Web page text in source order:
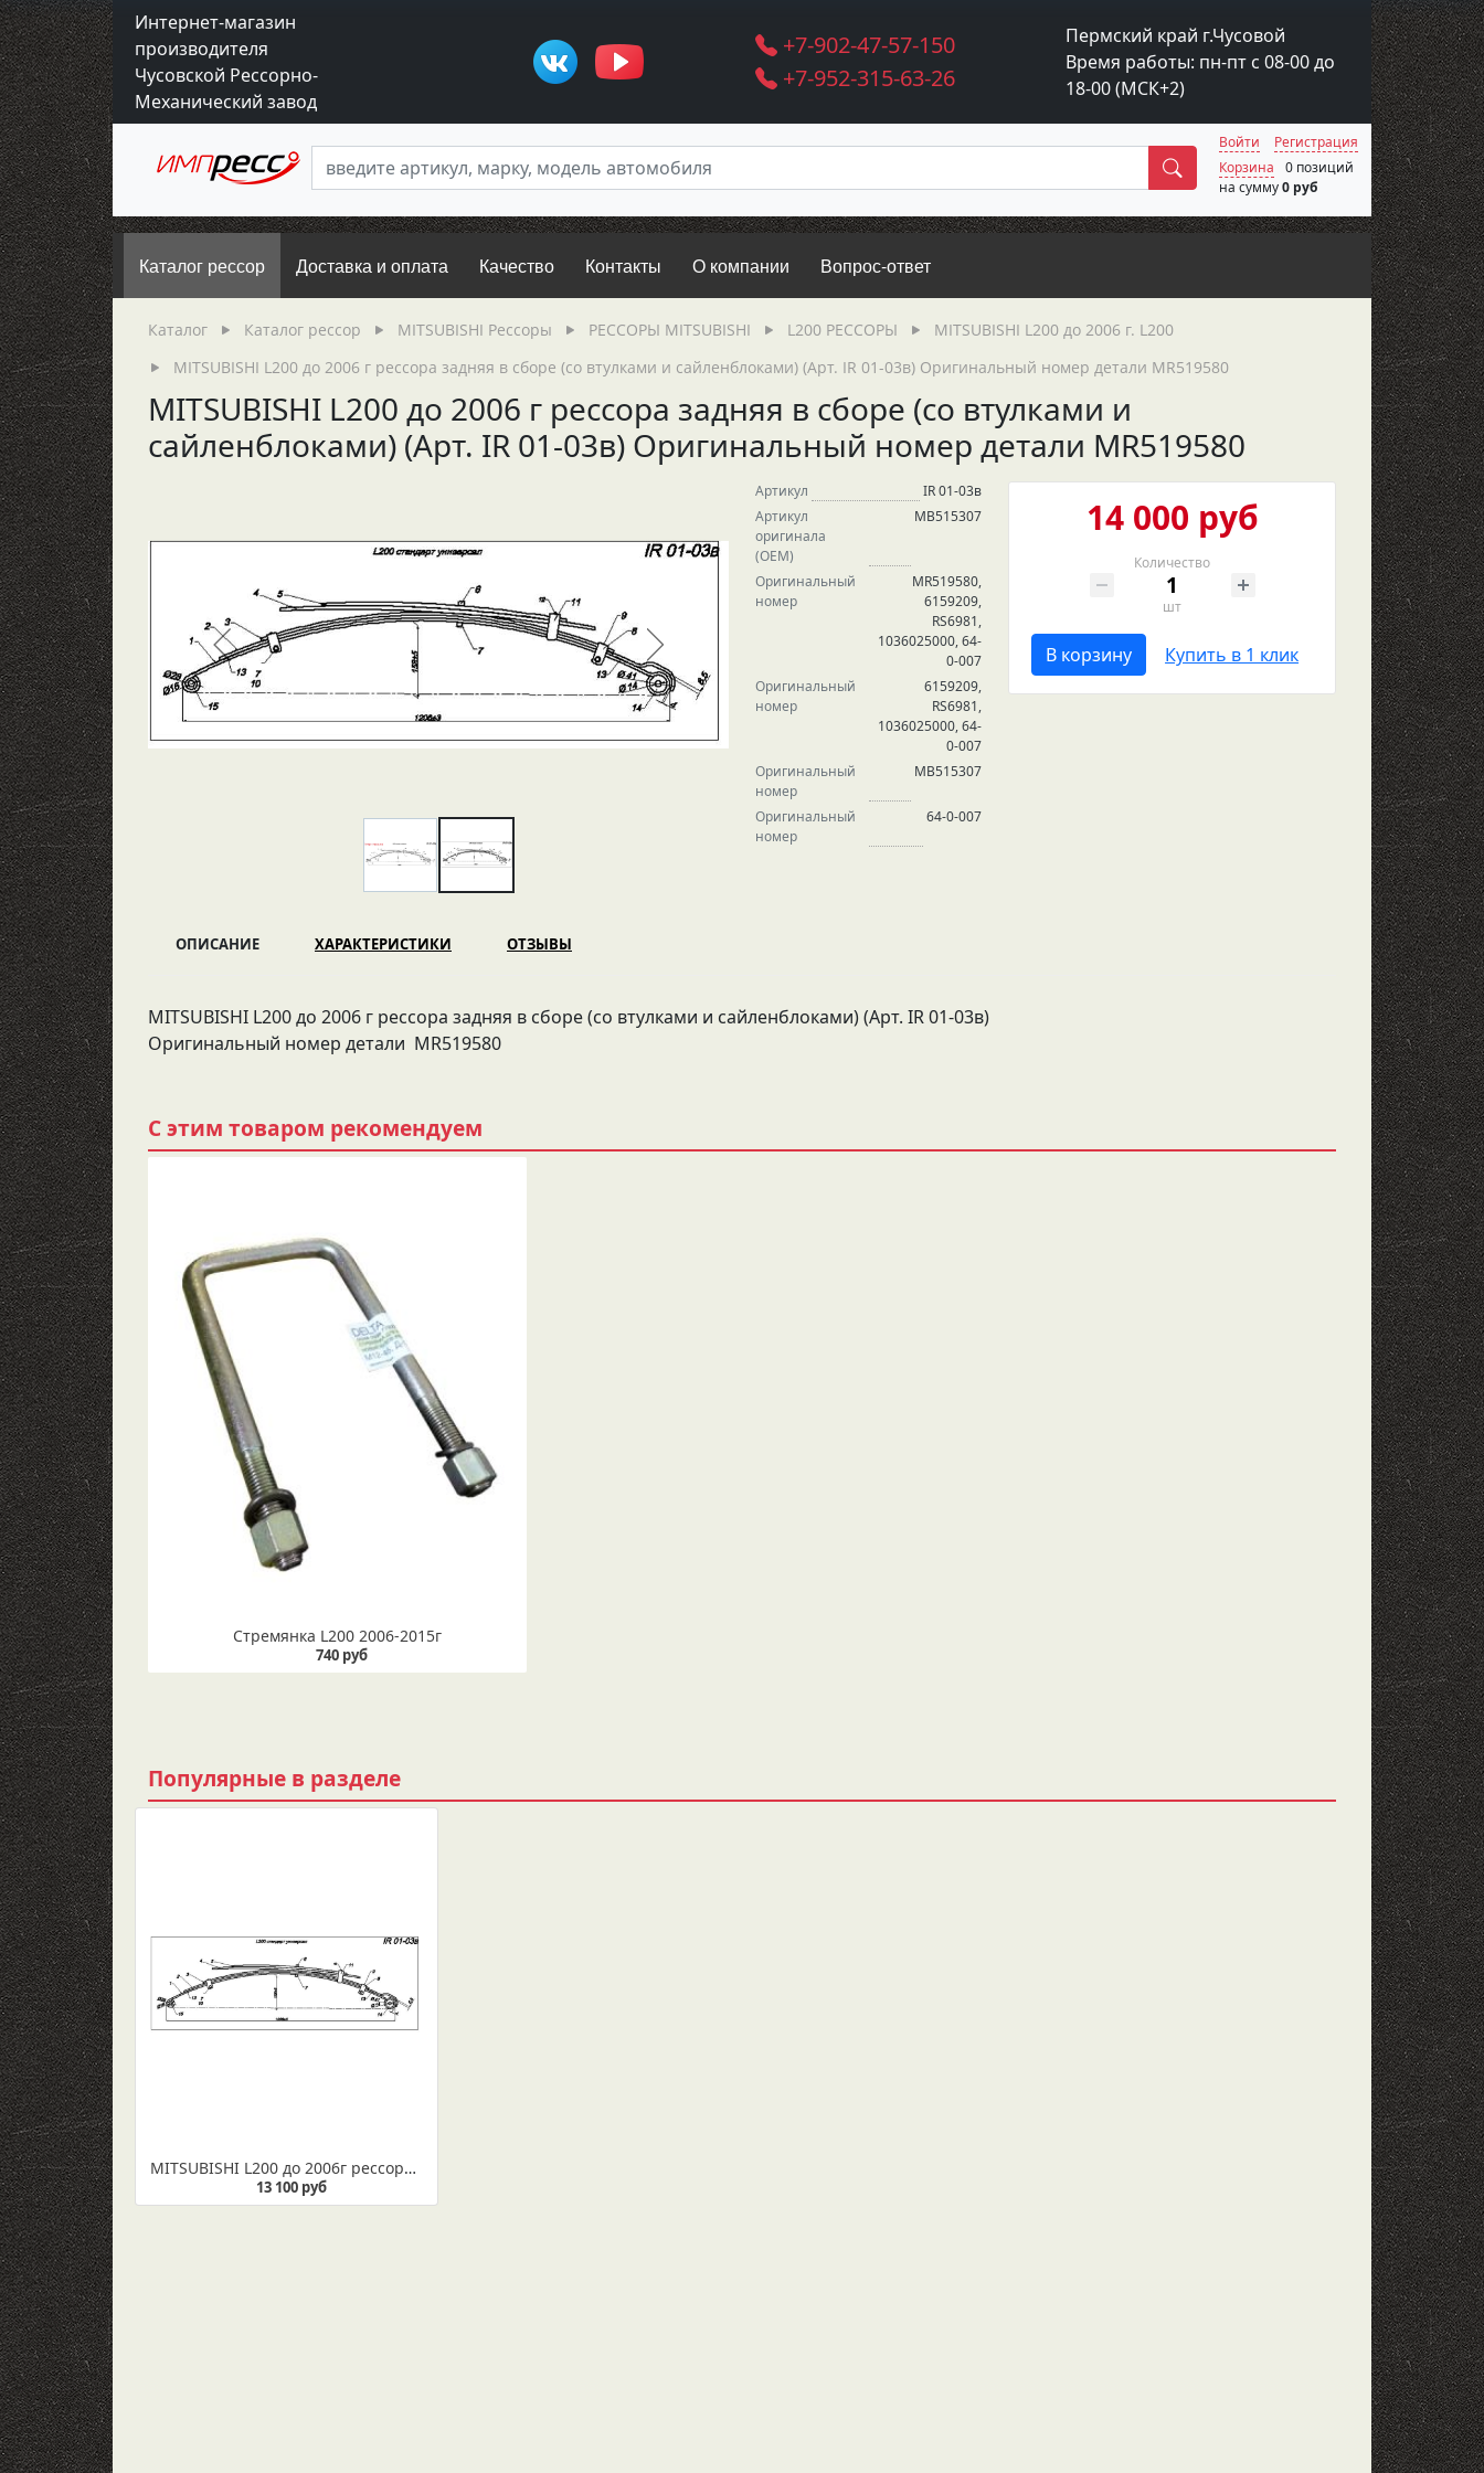
Интернет-магазин
производителя
Чусовской Рессорно-
Механический завод
+7-902-47-57-150
+7-952-315-63-26
Пермский край г.Чусовой
Время работы: пн-пт с 08-00 до
18-00 (МСК+2)
Поиск
Войти
Регистрация
Корзина
0 позиций
на сумму0 руб
Каталог рессор Доставка и оплата Качество Контакты О компании Вопрос-ответ
Каталог Каталог рессор MITSUBISHI Рессоры РЕССОРЫ MITSUBISHI L200 РЕССОРЫ
MITSUBISHI L200 до 2006 г. L200
MITSUBISHI L200 до 2006 г рессора задняя в сборе (со втулками и сайленблоками) (Арт. IR 01-03в) Оригинальный номер детали MR519580
MITSUBISHI L200 до 2006 г рессора задняя в сборе (со втулками и
сайленблоками) (Арт. IR 01-03в) Оригинальный номер детали MR519580
Артикул
IR 01-03в
Артикул
оригинала
(OEM)
MB515307
Оригинальный
номер
MR519580,
6159209,
RS6981,
1036025000, 64-
0-007
Оригинальный
номер
6159209,
RS6981,
1036025000, 64-
0-007
Оригинальный
номер
MB515307
Оригинальный
номер
64-0-007
14 000 руб
Количество
шт
В корзину Купить в 1 клик
ОПИСАНИЕ ХАРАКТЕРИСТИКИ ОТЗЫВЫ
MITSUBISHI L200 до 2006 г рессора задняя в сборе (со втулками и сайленблоками) (Арт. IR 01-03в)
Оригинальный номер детали MR519580
С этим товаром рекомендуем
Стремянка L200 2006-2015г
740 руб
Популярные в разделе
MITSUBISHI L200 до 2006г рессора задняя (Арт. IR 01-03) Оригинальный номер детали MR519580
13 100 руб